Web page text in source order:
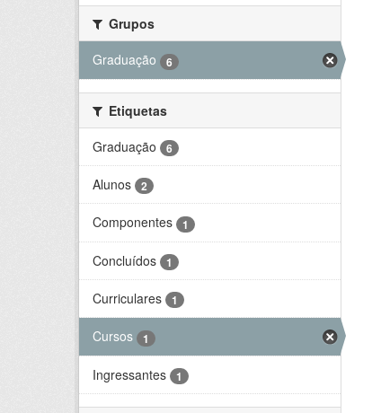
Grupos
Graduação
6
Etiquetas
Graduação
6
Alunos 2
Componentes 1
Concluídos 1
Curriculares 1
Cursos 1
Ingressantes 1